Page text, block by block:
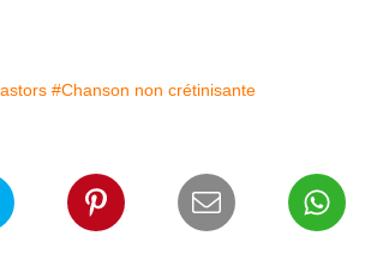
#Chanson non crétinisante